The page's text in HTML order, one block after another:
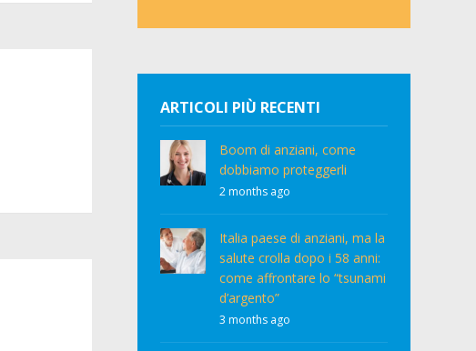
ARTICOLI PIÙ RECENTI
Boom di anziani, come
dobbiamo proteggerli
2 months ago
Italia paese di anziani, ma la
salute crolla dopo i 58 anni:
come affrontare lo “tsunami
d’argento”
3 months ago